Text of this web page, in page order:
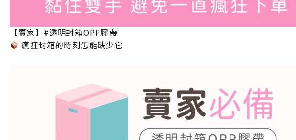
【賣家】#透明封箱OPP膠帶
瘋狂封箱的時刻怎能缺少它